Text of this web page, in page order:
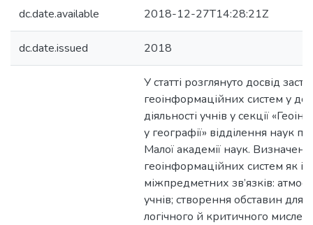
dc.date.available 2018-12-27T14:28:21Z
dc.date.issued 2018
У статті розглянуто досвід
геоінформаційних систем у
діяльності учнів у секції
у географії» відділення наук
Малої академії наук.
геоінформаційних систем як
міжпредметних зв’язків:
учнів; створення обставин для
логічного й критичного